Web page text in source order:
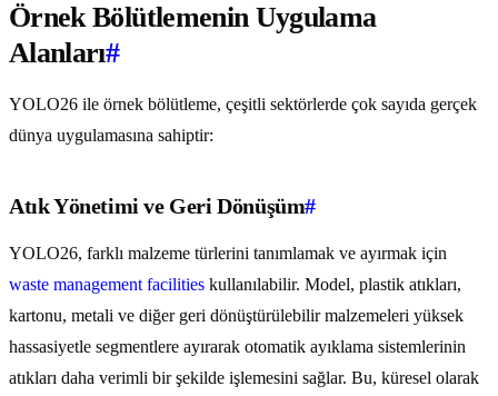
Örnek Bölütlemenin Uygulama
Alanları#
YOLO26 ile örnek bölütleme, çeşitli sektörlerde çok sayıda gerçek
dünya uygulamasına sahiptir:
Atık Yönetimi ve Geri Dönüşüm#
YOLO26, farklı malzeme türlerini tanımlamak ve ayırmak için
waste management facilities kullanılabilir. Model, plastik atıkları,
kartonu, metali ve diğer geri dönüştürülebilir malzemeleri yüksek
hassasiyetle segmentlere ayırarak otomatik ayıklama sistemlerinin
atıkları daha verimli bir şekilde işlemesini sağlar. Bu, küresel olarak